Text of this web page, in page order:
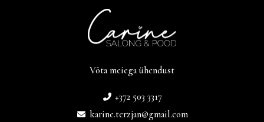
Võta meiega ühendust
+372 503 3317
karine.terzjan@gmail.com